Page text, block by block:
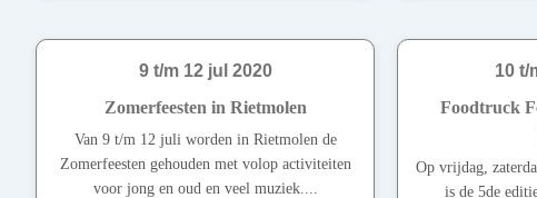
9 t/m 12 jul 2020
Zomerfeesten in Rietmolen
Van 9 t/m 12 juli worden in Rietmolen de
Zomerfeesten gehouden met volop activiteiten
voor jong en oud en veel muziek....
10 t/
Foodtruck
Op vrijdag,
is de 5de